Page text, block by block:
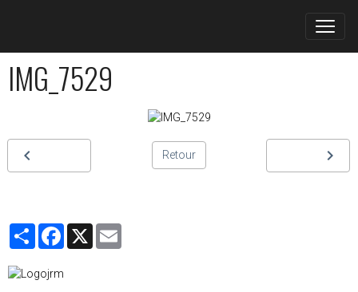
IMG_7529
Retour
PartagerFacebook
X